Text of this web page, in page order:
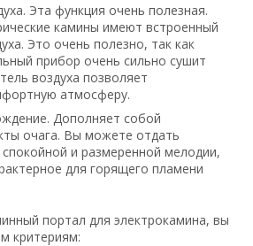
Эта функция очень полезная.
камины имеют встроенный
Это очень полезно, так как
прибор очень сильно сушит
воздуха позволяет
атмосферу.
Дополняет собой
очага. Вы можете отдать
и размеренной мелодии,
для горящего пламени
портал для электрокамина, вы
критериям: